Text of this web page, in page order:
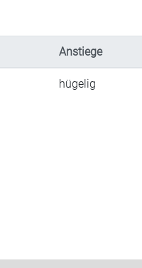
Anstiege
hügelig